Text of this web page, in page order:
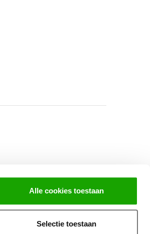
Alle cookies toestaan
Selectie toestaan